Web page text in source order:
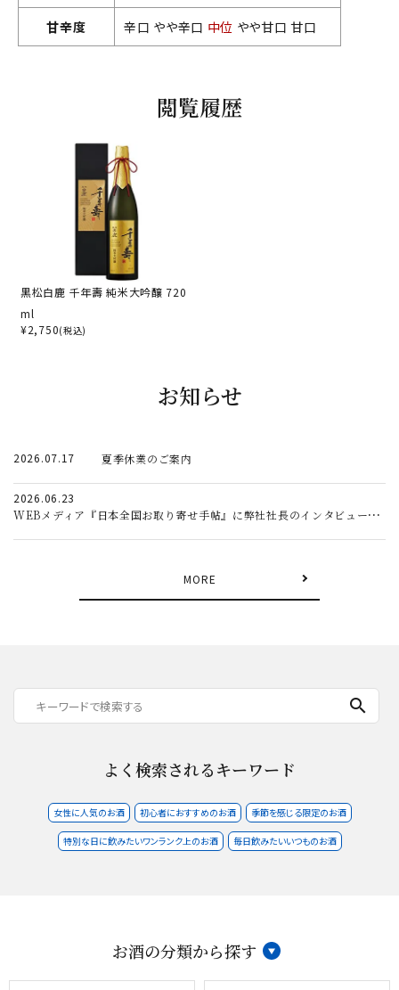
甘辛度 辛口 やや辛口 中位 やや甘口 甘口
閲覧履歴
黒松白鹿 千年壽 純米大吟醸 720
ml
¥2,750(税込)
お知らせ
2026.07.17 夏季休業のご案内
2026.06.23
WEBメディア『日本全国お取り寄せ手帖』に弊社社長のインタビュー記事が掲載されました。
MORE
search
よく検索されるキーワード
女性に人気のお酒 初心者におすすめのお酒 季節を感じる限定のお酒
特別な日に飲みたいワンランク上のお酒 毎日飲みたいいつものお酒
お酒の分類から探す